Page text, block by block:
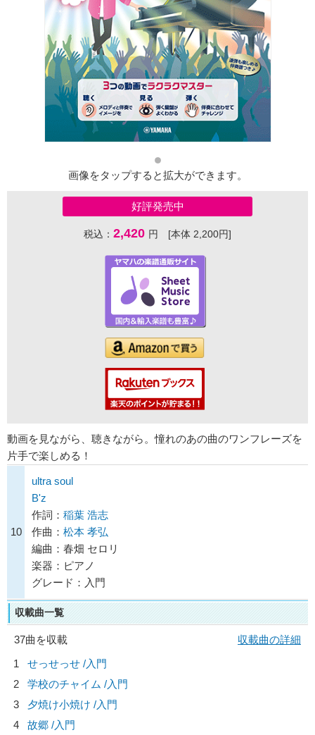
画像をタップすると拡大ができます。
好評発売中
税込： 2,420 円 [本体 2,200円]
動画を見ながら、聴きながら。憧れのあの曲のワンフレーズを
片手で楽しめる！
10
ultra soul
B'z
作詞： 稲葉 浩志
作曲： 松本 孝弘
編曲：春畑 セロリ
楽器：ピアノ
グレード：入門
収載曲一覧
37曲を収載
収載曲の詳細
1
せっせっせ /入門
2
学校のチャイム /入門
3
夕焼け小焼け /入門
4
故郷 /入門